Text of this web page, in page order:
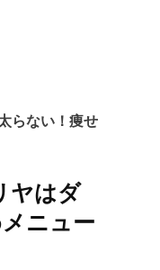
らない！痩せ
ヤはダ
ニュー